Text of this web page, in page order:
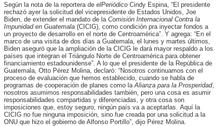
Según la nota de la reportera de elPeriódico Cindy Espina, “El presidente
rechazó ayer la solicitud del vicepresidente de Estados Unidos, Joe
Biden, de extender el mandato de la Comisión Internacional Contra la
Impunidad en Guatemala (CICIG), como condición pra inyectar fondos a
un proyecto de desarrollo en el norte de Centroamérica”. Y agrega: “En el
marco de una visita de dos días a Guatemala, el lunes y martes últimos,
Biden aseguró que la ampliación de la CICIG le dará mayor respaldo a los
países que integran el Triángulo Norte de Centroamérica para obtener
financiamiento estadounidense”. A lo que el presidente de la República de
Guatemala, Otto Pérez Molina, declaró: “Nosotros continuamos con el
proceso de evaluación que hemos establecido, cuando se habla de
programas de cooperación de planes como la Alianza para la Prosperidad,
nosotros asumimos responsabilidades también, pero una cosa es asumir
responsabilidades compartidas y diferenciadas, y otra cosa son
imposiciones que, estoy seguro, ningún país va a aceptarlas. Aquí la
CICIG no fue ninguna imposición, sino fue creada por una solicitud a la
ONU que hizo el gobierno de Alfonso Portillo”, dijo Pérez Molina.